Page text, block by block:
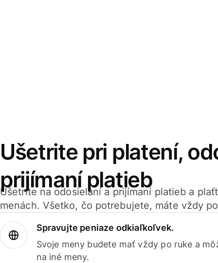
Ušetrite pri platení,
prijímaní platieb
Ušetrite na odosielaní a prijímaní platieb a
menách. Všetko, čo potrebujete, máte vždy
Spravujte peniaze odkiaľkoľvek.
Svoje meny budete mať vždy po ruke a
na iné meny.